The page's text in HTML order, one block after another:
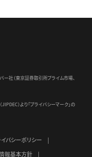
ー社（東京証券取引所プライム市場、
）より 「プライバシーマーク」の
バシーポリシー
報基本方針